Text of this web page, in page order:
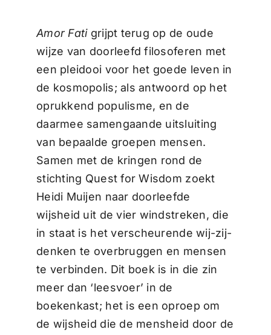
Amor Fatigrijpt terug op de oude
wijze van doorleefd filosoferen met
een pleidooi voor het goede leven in
de kosmopolis; als antwoord op het
oprukkend populisme, en de
daarmee samengaande uitsluiting
van bepaalde groepen mensen.
Samen met de kringen rond de
stichting Quest for Wisdom zoekt
Heidi Muijen naar doorleefde
wijsheid uit de vier windstreken, die
in staat is het verscheurende wij-zij-
denken te overbruggen en mensen
te verbinden. Dit boek is in die zin
meer dan ‘leesvoer’ in de
boekenkast; het is een oproep om
de wijsheid die de mensheid door de